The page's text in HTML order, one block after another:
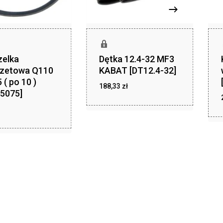
Q110
( po 10 )
Dętka 12.4-32 MF3
KABAT [DT12.4-32]
188,33 zł